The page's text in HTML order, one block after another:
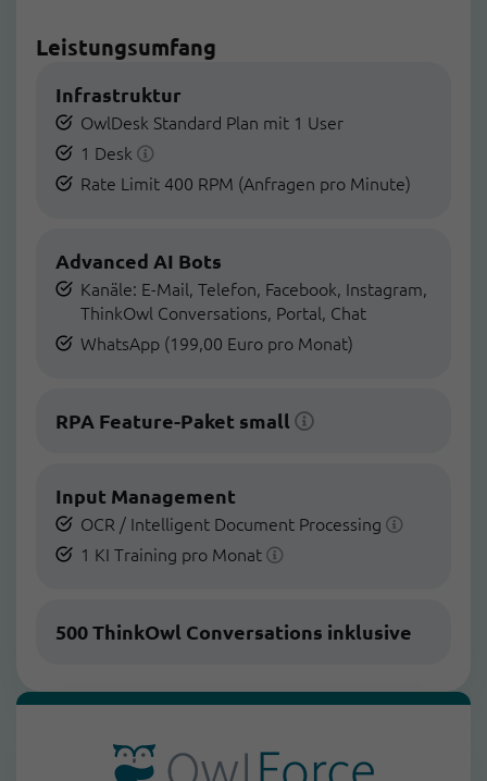
Leistungsumfang
Infrastruktur
OwlDesk Standard Plan mit 1 User
1 Desk
Rate Limit 400 RPM (Anfragen pro Minute)
Advanced AI Bots
Kanäle: E-Mail, Telefon, Facebook, Instagram,
ThinkOwl Conversations, Portal, Chat
WhatsApp (199,00 Euro pro Monat)
RPA Feature-Paket small
Input Management
OCR / Intelligent Document Processing
1 KI Training pro Monat
500 ThinkOwl Conversations inklusive